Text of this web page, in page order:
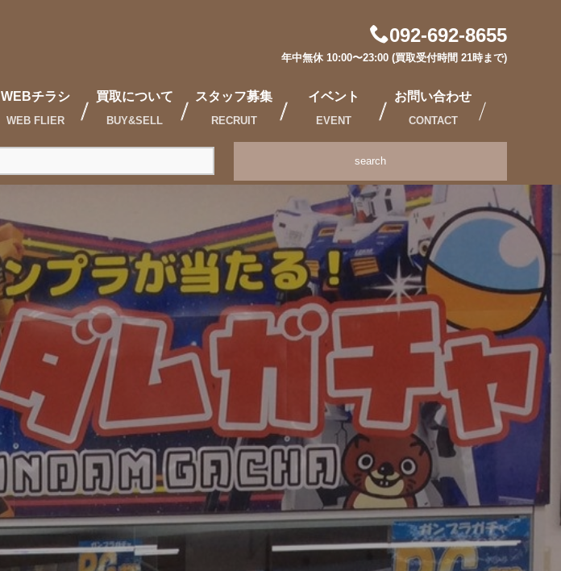
092-692-8655
年中無休 10:00〜23:00 (買取受付時間 21時まで)
WEBチラシ
WEB FLIER
買取について
BUY&SELL
スタッフ募集
RECRUIT
イベント
EVENT
お問い合わせ
CONTACT
search